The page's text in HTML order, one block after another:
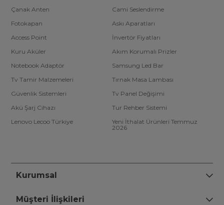
Çanak Anten
Cami Seslendirme
Fotokapan
Askı Aparatları
Access Point
İnvertör Fiyatları
Kuru Aküler
Akım Korumalı Prizler
Notebook Adaptör
Samsung Led Bar
Tv Tamir Malzemeleri
Tırnak Masa Lambası
Güvenlik Sistemleri
Tv Panel Değişimi
Akü Şarj Cihazı
Tur Rehber Sistemi
Lenovo Lecoo Türkiye
Yeni İthalat Ürünleri Temmuz
2026
Kurumsal
Müşteri İlişkileri